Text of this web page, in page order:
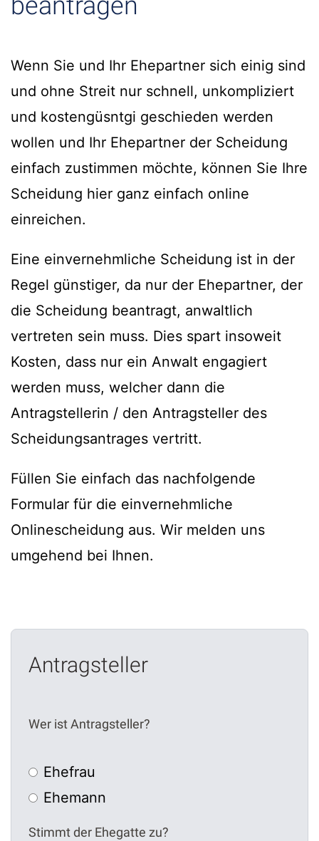
Wenn Sie und Ihr Ehepartner sich einig sind
und ohne Streit nur schnell, unkompliziert
und kostengüsntgi geschieden werden
wollen und Ihr Ehepartner der Scheidung
einfach zustimmen möchte, können Sie Ihre
Scheidung hier ganz einfach online
einreichen.
Eine einvernehmliche Scheidung ist in der
Regel günstiger, da nur der Ehepartner, der
die Scheidung beantragt, anwaltlich
vertreten sein muss. Dies spart insoweit
Kosten, dass nur ein Anwalt engagiert
werden muss, welcher dann die
Antragstellerin / den Antragsteller des
Scheidungsantrages vertritt.
Füllen Sie einfach das nachfolgende
Formular für die einvernehmliche
Onlinescheidung aus. Wir melden uns
umgehend bei Ihnen.
Antragsteller
Wer ist Antragsteller?
Ehefrau
Ehemann
Stimmt der Ehegatte zu?